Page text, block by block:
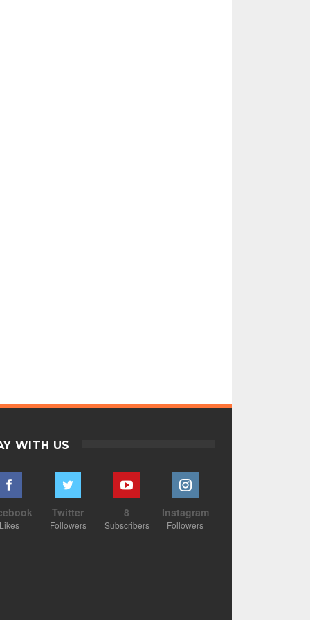
WITH US
Likes
Twitter
Followers
8
Subscribers
Instagram
Followers